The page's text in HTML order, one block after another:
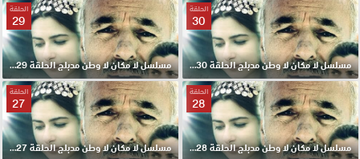
الحلقة
30
مسلسل لا مكان لا وطن مدبلج الحلقة 30 HD
الحلقة
29
مسلسل لا مكان لا وطن مدبلج الحلقة 29 HD
الحلقة
28
مسلسل لا مكان لا وطن مدبلج الحلقة 28 HD
الحلقة
27
مسلسل لا مكان لا وطن مدبلج الحلقة 27 HD